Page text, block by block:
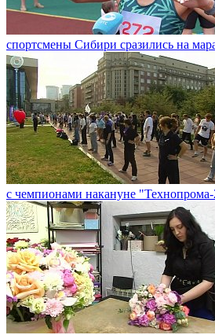
спортсмены Сибири сразились на
с чемпионами накануне